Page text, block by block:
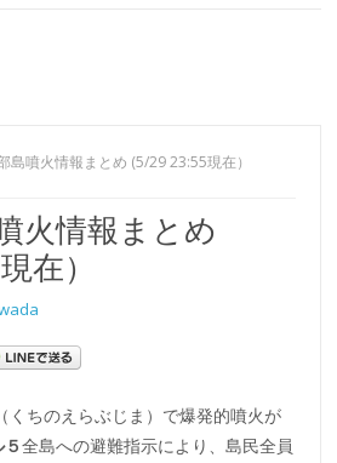
島噴火情報まとめ (5/29 23:55現在）
火情報まとめ
在）
くちのえらぶじま）で爆発的噴火が
５全島への避難指示により、島民全員